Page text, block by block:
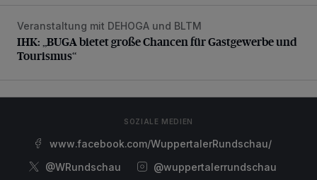
IHK: „BUGA bietet große Chancen für Gastgewerbe und
Veranstaltung mit DEHOGA und BLTM
IHK: „BUGA bietet große Chancen für Gastgewerbe und
Tourismus“
SOZIALE MEDIEN
www.facebook.com/WuppertalerRundschau/
@WRundschau
@wuppertalerrundschau